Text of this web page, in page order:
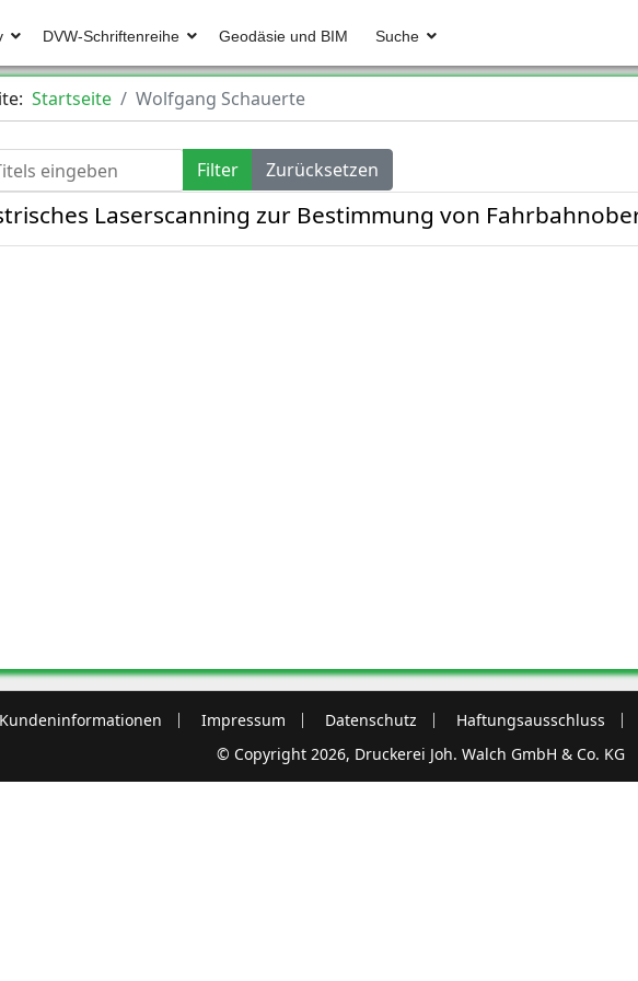
DVW-Schriftenreihe Geodäsie und BIM Suche
Startseite Wolfgang Schauerte
eingeben Filter Zurücksetzen
Laserscanning zur Bestimmung von
Kundeninformationen Impressum Datenschutz Haftungsausschluss
© Copyright 2026, Druckerei Joh. Walch GmbH & Co. KG